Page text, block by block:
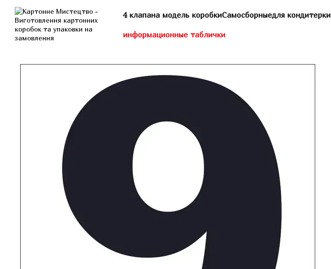
Перейти к основному контенту
4 клапана модель коробкиСамосборныедля кондитерки
информационные таблички